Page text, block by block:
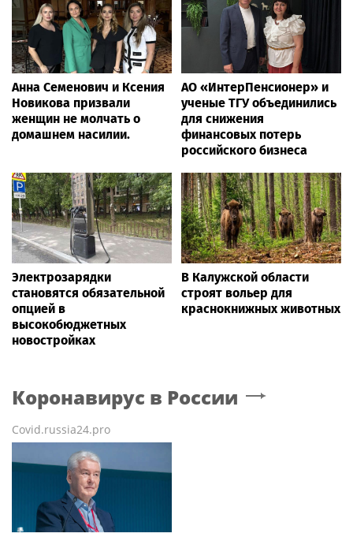
Анна Семенович и Ксения
Новикова призвали
женщин не молчать о
домашнем насилии.
АО «ИнтерПенсионер» и
ученые ТГУ объединились
для снижения
финансовых потерь
российского бизнеса
Электрозарядки
становятся обязательной
опцией в
высокобюджетных
новостройках
В Калужской области
строят вольер для
краснокнижных животных
Коронавирус в России
Covid.russia24.pro